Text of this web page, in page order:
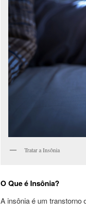
Tratar a Insônia
O Que é Insônia?
A insônia é um transtorno